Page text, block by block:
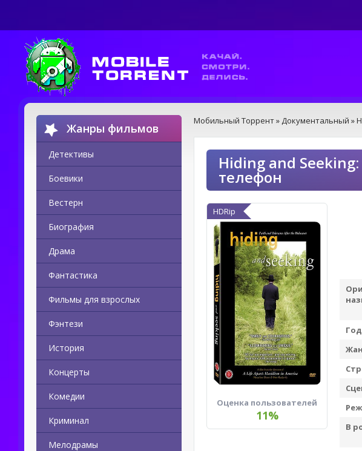
Жанры фильмов
Детективы
Боевики
Вестерн
Биография
Драма
Фантастика
Фильмы для взрослых
Фэнтези
История
Концерты
Комедии
Криминал
Мелодрамы
Мобильный Торрент» Документальный »
Hiding and
телефон
HDRip
Оценка пользователей
11%
В